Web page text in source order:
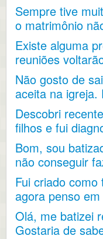
Sempre tive
o matrimônio
Existe alguma
reuniões
Não gosto de
aceita na igreja.
Descobri
filhos e fui
Bom, sou
não conseguir
Fui criado
agora penso
Olá, me batizei
Gostaria de